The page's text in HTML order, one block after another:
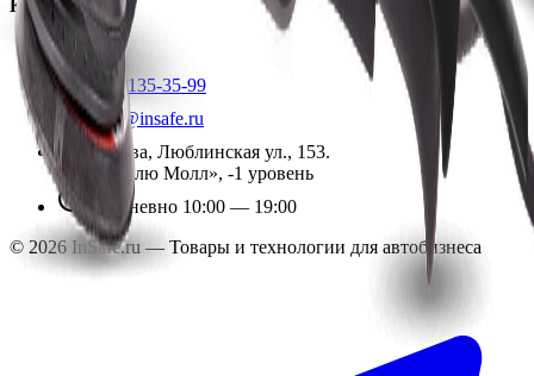
Контакты
+7 (495) 135-35-99
sales@insafe.ru
Москва, Люблинская ул., 153.
ТЦ «Люблю Молл», -1 уровень
Ежедневно 10:00 — 19:00
© 2026 InSafe.ru — Товары и технологии для автобизнеса